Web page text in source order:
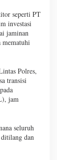
seperti PT
investasi
jaminan
mematuhi
Polres,
transisi
jam
seluruh
dan